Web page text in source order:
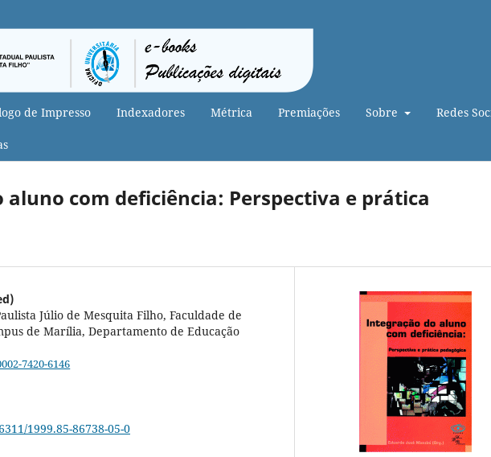
de Impresso Indexadores Métrica Premiações Sobre Redes
com deficiência: Perspectiva e prática
Júlio de Mesquita Filho, Faculdade de
de Marília, Departamento de Educação
7420-6146
1999.85-86738-05-0